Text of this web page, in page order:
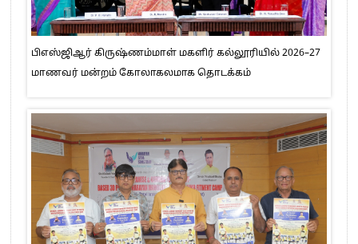
பிஎஸ்ஜிஆர் கிருஷ்ணம்மாள் மகளிர் கல்லூரியில் 2026–27
மாணவர் மன்றம் கோலாகலமாக தொடக்கம்